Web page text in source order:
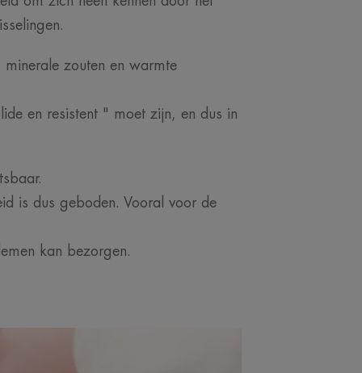
zouten en warmte
en resistent " moet zijn, en dus in
is dus geboden. Vooral voor de
kan bezorgen.